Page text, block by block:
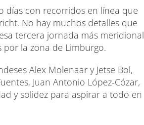
días con recorridos en línea que
No hay muchos detalles que
tercera jornada más meridional
la zona de Limburgo.
Alex Molenaar y Jetse Bol,
Juan Antonio López-Cózar,
y solidez para aspirar a todo en